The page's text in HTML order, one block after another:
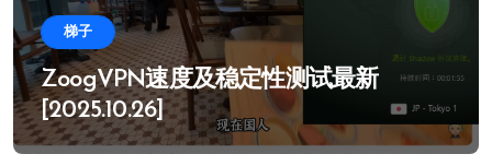
梯子
ZoogVPN速度及稳定性测试最新
[2025.10.26]